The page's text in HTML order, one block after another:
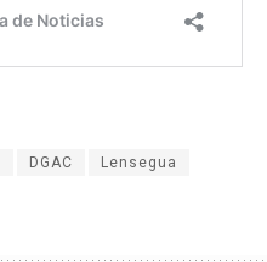
DGAC Lensegua